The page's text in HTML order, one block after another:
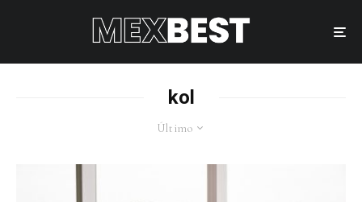
kol
Último